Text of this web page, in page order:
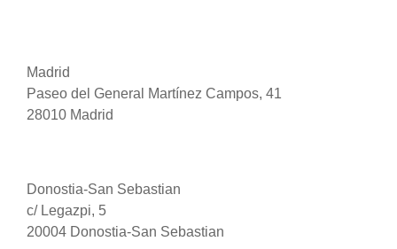
Donostia-San Sebastian
c/ Legazpi, 5
20004 Donostia-San Sebastian
Madrid
Paseo del General Martínez Campos, 41
28010 Madrid